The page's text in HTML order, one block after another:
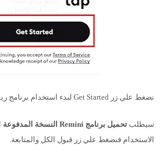
نضغط علي زر Get Started لبدء استخدام برنامج ريميني محسن الصور.
سيطلب تحميل برنامج Remini النسخة المدفوعة
الاستخدام فنضغط علي زر قبول الكل والمتابعة.